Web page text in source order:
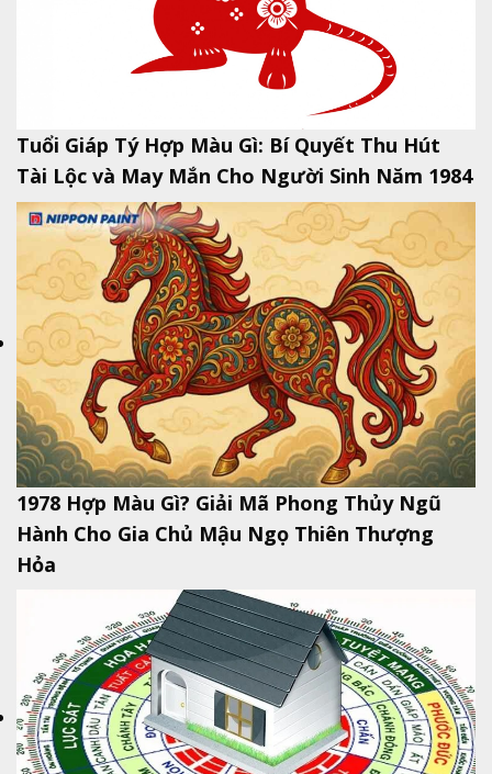
Tuổi Giáp Tý Hợp Màu Gì: Bí Quyết Thu Hút
Tài Lộc và May Mắn Cho Người Sinh Năm 1984
1978 Hợp Màu Gì? Giải Mã Phong Thủy Ngũ
Hành Cho Gia Chủ Mậu Ngọ Thiên Thượng
Hỏa